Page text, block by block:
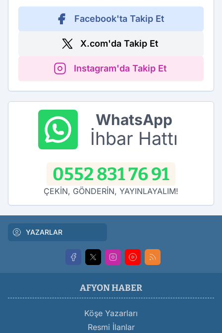
Facebook'ta Takip Et
X.com'da Takip Et
Instagram'da Takip Et
WhatsApp
İhbar Hattı
0552 831 76 91
ÇEKİN, GÖNDERİN, YAYINLAYALIM!
YAZARLAR
AFYON HABER
Köşe Yazarları
Resmi İlanlar